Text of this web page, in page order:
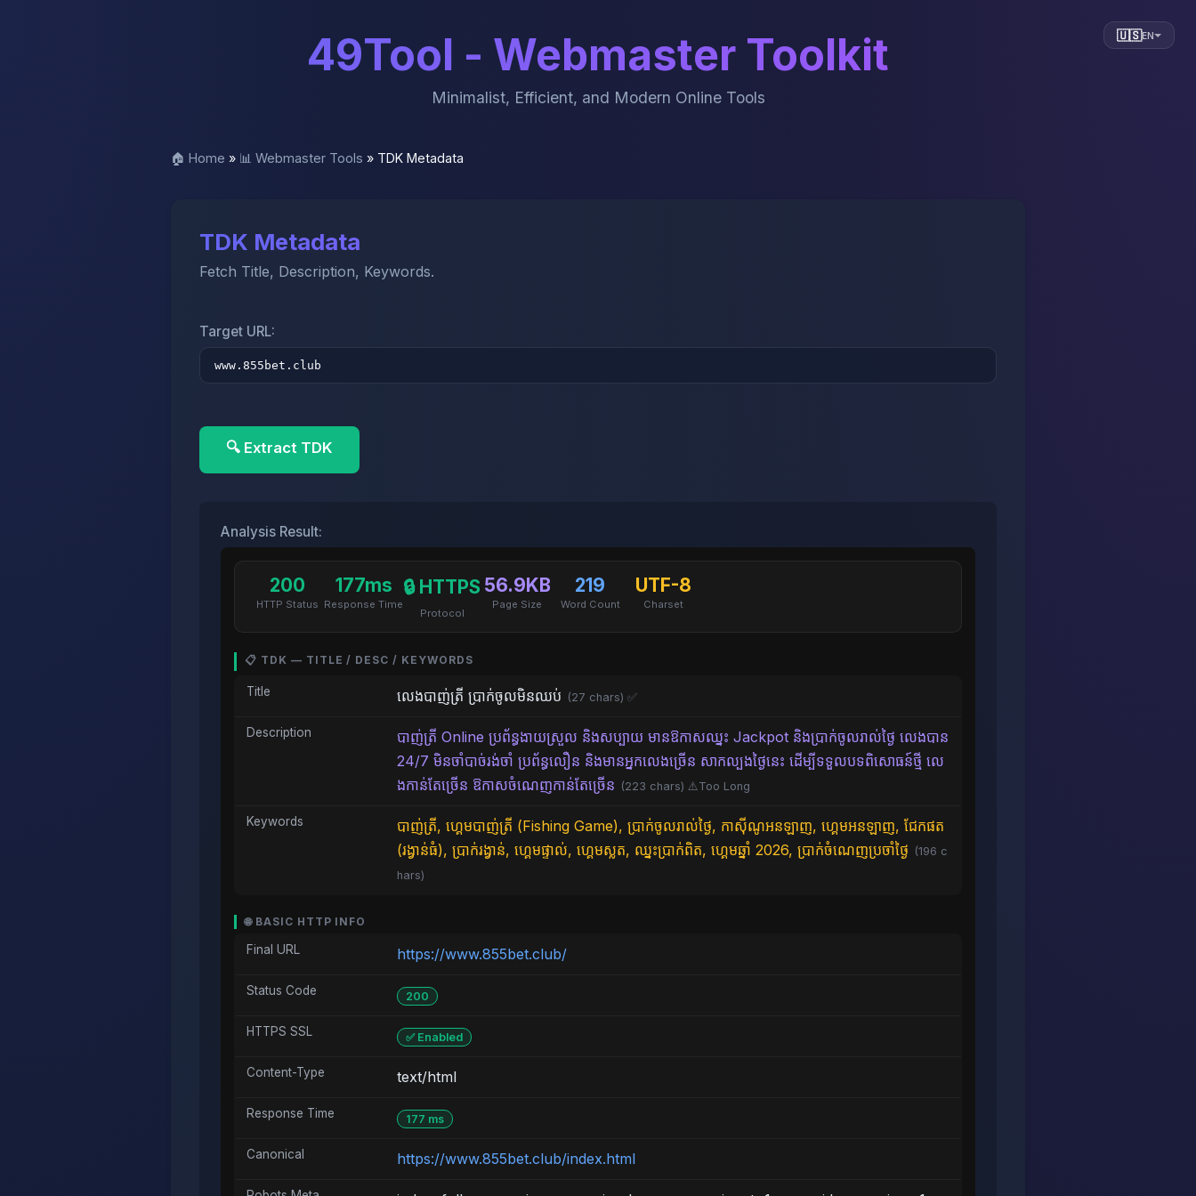
🇺🇸EN
49Tool - Webmaster Toolkit
Minimalist, Efficient, and Modern Online Tools
🏠 Home » 📊 Webmaster Tools » TDK Metadata
TDK Metadata
Fetch Title, Description, Keywords.
Target URL:
🔍 Extract TDK
Analysis Result:
200
HTTP Status
177ms
Response Time
🔒 HTTPS
Protocol
56.9KB
Page Size
219
Word Count
UTF-8
Charset
📋 TDK — TITLE / DESC / KEYWORDS
Title លេងបាញ់ត្រី ប្រាក់ចូលមិនឈប់ (27 chars) ✅
Description
បាញ់ត្រី Online ប្រព័ន្ធងាយស្រួល និងសប្បាយ មានឱកាសឈ្នះ Jackpot និងប្រាក់ចូលរាល់ថ្ងៃ លេងបាន
24/7 មិនចាំបាច់រង់ចាំ ប្រព័ន្ធលឿន និងមានអ្នកលេងច្រើន សាកល្បងថ្ងៃនេះ ដើម្បីទទួលបទពិសោធន៍ថ្មី លេ
ងកាន់តែច្រើន ឱកាសចំណេញកាន់តែច្រើន (223 chars) ⚠️Too Long
Keywords
បាញ់ត្រី, ហ្គេមបាញ់ត្រី (Fishing Game), ប្រាក់ចូលរាល់ថ្ងៃ, កាស៊ីណូអនឡាញ, ហ្គេមអនឡាញ, ជែកផត
(រង្វាន់ធំ), ប្រាក់រង្វាន់, ហ្គេមផ្ទាល់, ហ្គេមស្លត, ឈ្នះប្រាក់ពិត, ហ្គេមឆ្នាំ 2026, ប្រាក់ចំណេញប្រចាំថ្ងៃ (196 c
hars)
🌐 BASIC HTTP INFO
Final URL https://www.855bet.club/
Status Code 200
HTTPS SSL ✅ Enabled
Content-Type text/html
Response Time 177 ms
Canonical https://www.855bet.club/index.html